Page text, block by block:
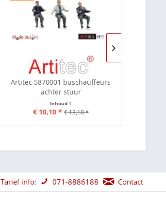
Artitec 5870001 buschauffeurs
achter stuur
Inhoud 1
€ 10,10 * € 13,10 *
Tarief info: 071-8886188 Contact